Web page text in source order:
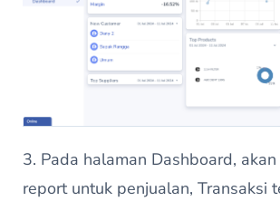
3. Pada halaman Dashboard,
report untuk penjualan, Transaksi